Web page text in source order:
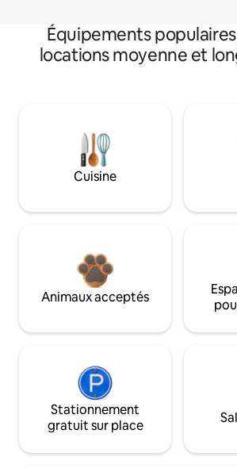
Équipements
locations moyenne et
Cuisine
Animaux acceptés
Stationnement
gratuit sur place